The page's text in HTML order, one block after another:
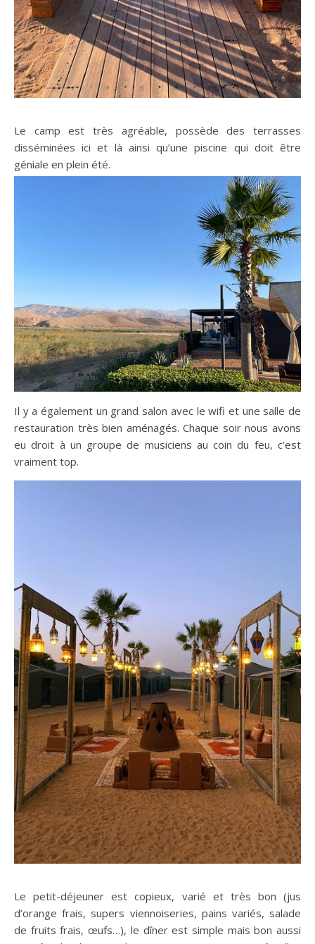
Le camp est très agréable, possède des terrasses
disséminées ici et là ainsi qu’une piscine qui doit être
géniale en plein été.
Il y a également un grand salon avec le wifi et une salle de
restauration très bien aménagés. Chaque soir nous avons
eu droit à un groupe de musiciens au coin du feu, c’est
vraiment top.
Le petit-déjeuner est copieux, varié et très bon (jus
d’orange frais, supers viennoiseries, pains variés, salade
de fruits frais, œufs…), le dîner est simple mais bon aussi